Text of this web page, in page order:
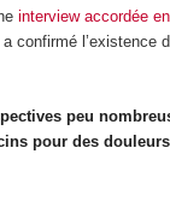
interview accordée
l’existence
peu
pour des